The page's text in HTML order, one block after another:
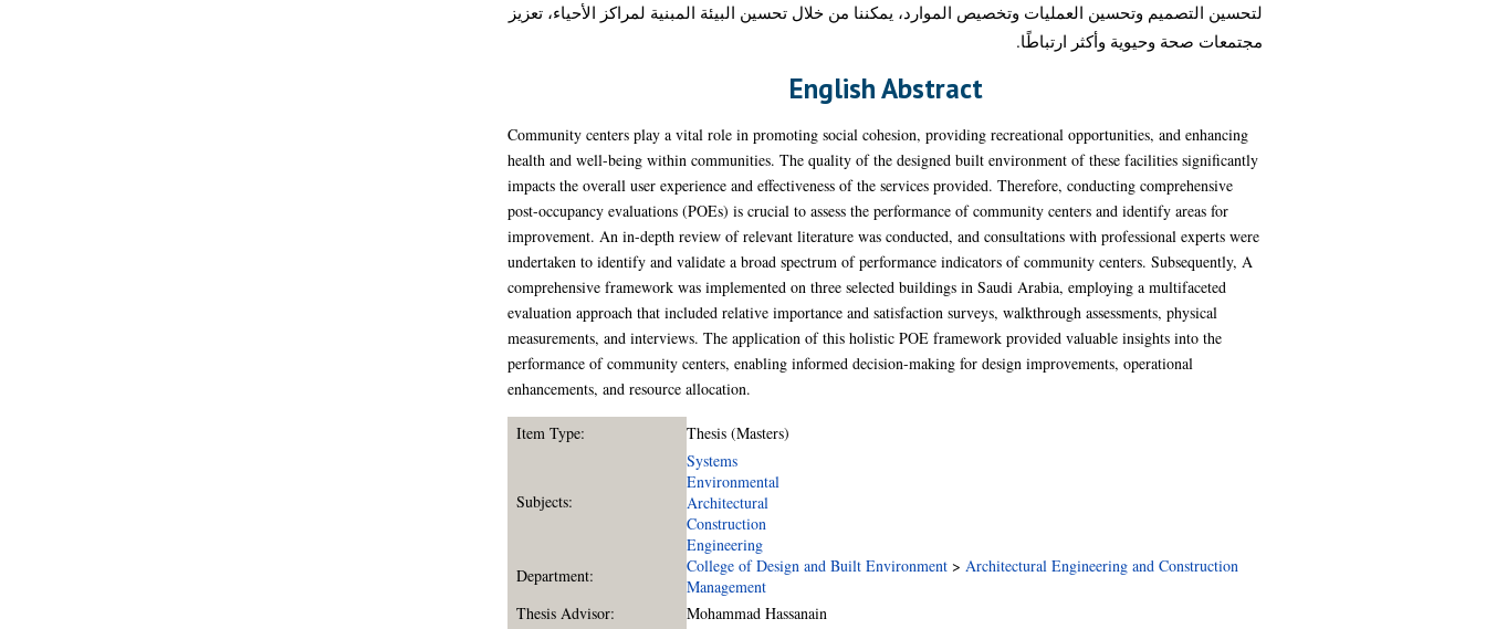
لتحسين التصميم وتحسين العمليات وتخصيص الموارد، يمكننا من خلال تحسين البيئة المبنية لمراكز الأحياء، تعزيز
مجتمعات صحة وحيوية وأكثر ارتباطًا.
English Abstract
Community centers play a vital role in promoting social cohesion, providing recreational opportunities, and enhancing
health and well-being within communities. The quality of the designed built environment of these facilities significantly
impacts the overall user experience and effectiveness of the services provided. Therefore, conducting comprehensive
post-occupancy evaluations (POEs) is crucial to assess the performance of community centers and identify areas for
improvement. An in-depth review of relevant literature was conducted, and consultations with professional experts were
undertaken to identify and validate a broad spectrum of performance indicators of community centers. Subsequently, A
comprehensive framework was implemented on three selected buildings in Saudi Arabia, employing a multifaceted
evaluation approach that included relative importance and satisfaction surveys, walkthrough assessments, physical
measurements, and interviews. The application of this holistic POE framework provided valuable insights into the
performance of community centers, enabling informed decision-making for design improvements, operational
enhancements, and resource allocation.
Item Type: Thesis (Masters)
Subjects:
Systems
Environmental
Architectural
Construction
Engineering
Department:
College of Design and Built Environment> Architectural Engineering and Construction
Management
Thesis Advisor:
Mohammad Hassanain